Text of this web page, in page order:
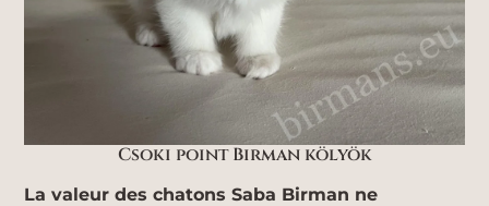
La valeur des chatons Saba Birman ne
Csoki point Birman kölyök